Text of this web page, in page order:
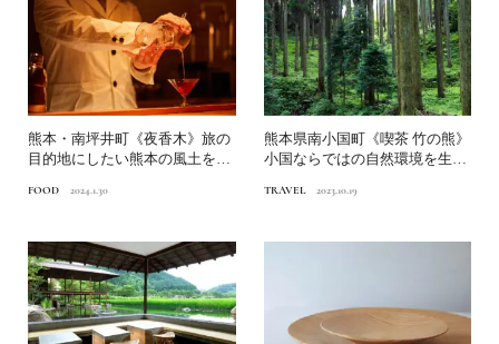
熊本・南坪井町《夜香木》旅の
目的地にしたい熊本の風土を楽
FOOD 2024.1.30
熊本県南小国町《喫茶 竹の熊》
小国ならではの自然環境を生か
TRAVEL 2023.10.19